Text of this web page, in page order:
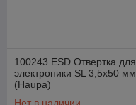
100243 ESD Отвертка для
электроники SL 3,5x50 мм
(Haupa)